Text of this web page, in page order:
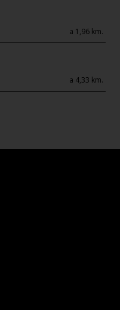
a 1,96 km.
a 4,33 km.